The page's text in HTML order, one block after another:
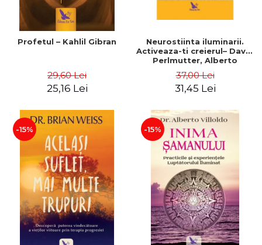
Profetul – Kahlil Gibran
29,60 Lei
25,16 Lei
Neurostiinta iluminarii.
Activeaza-ti creierul– David
Perlmutter, Alberto
37,00 Lei
31,45 Lei
-15% -15%